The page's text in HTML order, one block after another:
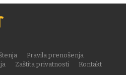
Pravila prenošenja
Zaštita privatnosti
Kontakt